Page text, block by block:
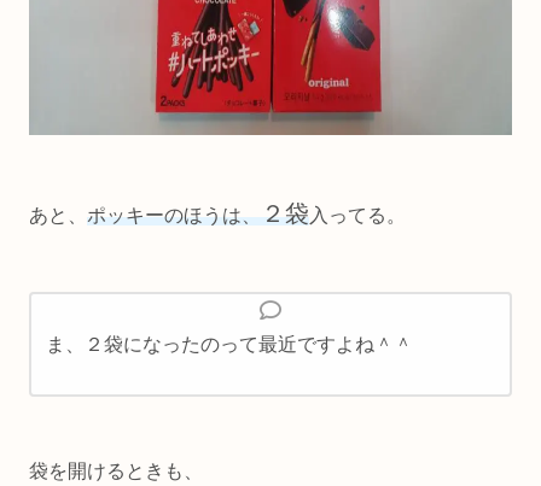
あと、 ポッキーのほうは、２袋入ってる。
ま、２袋になったのって最近ですよね＾＾
袋を開けるときも、